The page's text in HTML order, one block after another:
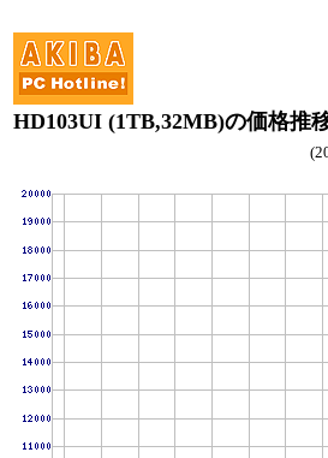
HD103UI (1TB,32MB)の価格推